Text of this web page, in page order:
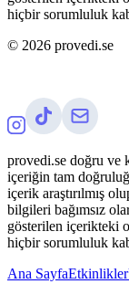
hiçbir sorumluluk
© 2026 provedi.se
provedi.se doğru ve
içeriğin tam
içerik araştırılmış
bilgileri bağımsız
gösterilen içerikteki
hiçbir sorumluluk
Ana SayfaEtkinlikler